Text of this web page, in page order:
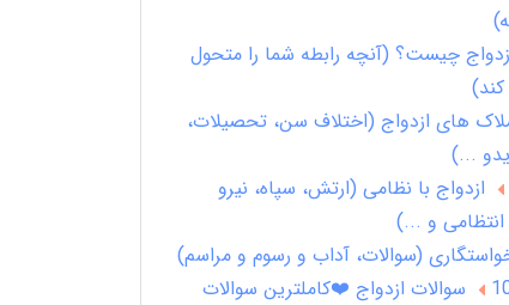
چیست؟ (آنچه رابطه شما را متحول
های ازدواج (اختلاف سن، تحصیلات،
...)
ازدواج با نظامی (ارتش، سپاه، نیرو
انتظامی و ...)
(سوالات، آداب و رسوم و مراسم)
1000 سوالات ازدواج ❤️کاملترین سوالات